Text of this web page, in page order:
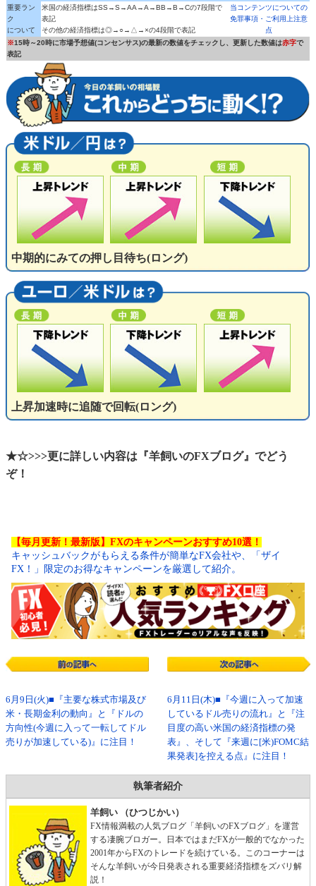
重要ラン
ク
について
米国の経済指標はSS→S→AA→A→BB→B→Cの7段階で
表記
その他の経済指標は◎→○→△→×の4段階で表記
当コンテンツについての
免罪事項・ご利用上注意
点
※15時～20時に市場予想値(コンセンサス)の最新の数値をチェックし、更新した数値は赤字で
表記
中期的にみての押し目待ち(ロング)
上昇加速時に追随で回転(ロング)
★☆>>>更に詳しい内容は『羊飼いのFXブログ』でどう
ぞ！
【毎月更新！最新版】FXのキャンペーンおすすめ10選！
キャッシュバックがもらえる条件が簡単なFX会社や、「ザイ
FX！」限定のお得なキャンペーンを厳選して紹介。
6月9日(火)■『主要な株式市場及び
米・長期金利の動向』と『ドルの
方向性(今週に入って一転してドル
売りが加速している)』に注目！
6月11日(木)■『今週に入って加速
しているドル売りの流れ』と『注
目度の高い米国の経済指標の発
表』、そして『来週に[米)FOMC結
果発表]を控える点』に注目！
執筆者紹介
羊飼い （ひつじかい）
FX情報満載の人気ブログ「羊飼いのFXブログ」を運営
する凄腕ブロガー。日本ではまだFXが一般的でなかった
2001年からFXのトレードを続けている。このコーナーは
そんな羊飼いが今日発表される重要経済指標をズバリ解
説！